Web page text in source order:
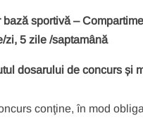
bază sportivă –
zi, 5 zile /saptamână
dosarului de concurs și
conţine, în mod